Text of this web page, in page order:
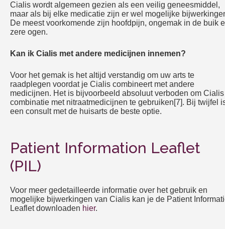
Cialis wordt algemeen gezien als een veilig geneesmiddel,
maar als bij elke medicatie zijn er wel mogelijke
De meest voorkomende zijn hoofdpijn, ongemak in de buik
zere ogen.
Kan ik Cialis met andere medicijnen innemen?
Voor het gemak is het altijd verstandig om uw arts te
raadplegen voordat je Cialis combineert met andere
medicijnen. Het is bijvoorbeeld absoluut verboden om
combinatie met nitraatmedicijnen te gebruiken[7]. Bij twijfel
een consult met de huisarts de beste optie.
Patient Information Leaflet
(PIL)
Voor meer gedetailleerde informatie over het gebruik en
mogelijke bijwerkingen van Cialis kan je de Patient
Leaflet downloaden hier.